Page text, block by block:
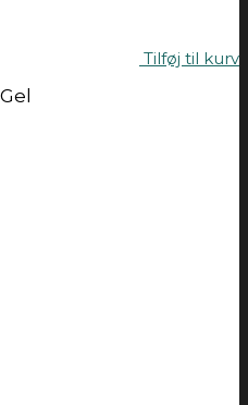
Tilføj til kurv